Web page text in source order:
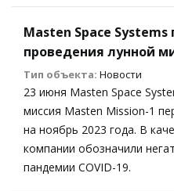
Masten Space Systems
проведения лунной
Тип объекта: Новости
23 июня Masten Space
миссия Masten Mission-1
на ноябрь 2023 года. В
компании обозначили
пандемии COVID-19.